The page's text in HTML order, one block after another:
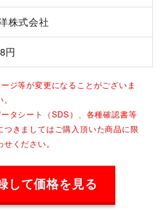
株式会社
円
ジ等が変更になることがございま
タシート（SDS）、各種確認書等
つきましてはご購入頂いた商品に限
ください。
して価格を見る